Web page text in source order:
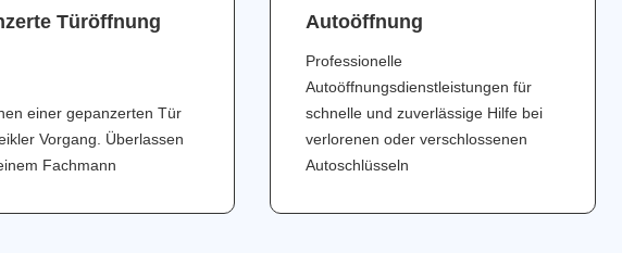
Türöffnung
einer gepanzerten Tür
Vorgang. Überlassen
Fachmann
Аutoöffnung
Professionelle
Autoöffnungsdienstleistungen für
schnelle und zuverlässige Hilfe bei
verlorenen oder verschlossenen
Autoschlüsseln